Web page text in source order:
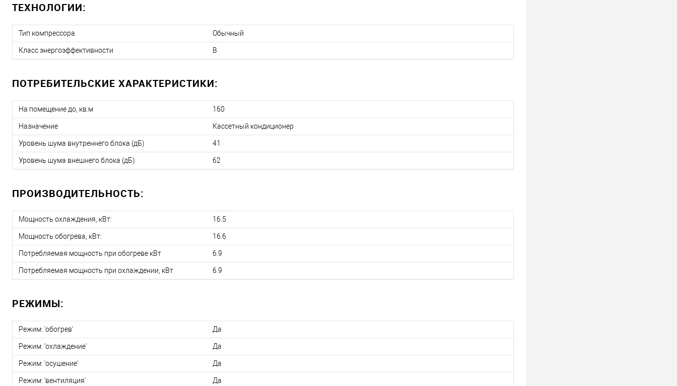
ТЕХНОЛОГИИ:
Тип компрессора Обычный
Класс энергоэффективности B
ПОТРЕБИТЕЛЬСКИЕ ХАРАКТЕРИСТИКИ:
На помещение до, кв.м 160
Назначение Кассетный кондиционер
Уровень шума внутреннего блока (дБ) 41
Уровень шума внешнего блока (дБ) 62
ПРОИЗВОДИТЕЛЬНОСТЬ:
Мощность охлаждения, кВт: 16.5
Мощность обогрева, кВт: 16.6
Потребляемая мощность при обогреве кВт 6.9
Потребляемая мощность при охлаждении, кВт 6.9
РЕЖИМЫ:
Режим: 'обогрев' Да
Режим: 'охлаждение' Да
Режим: 'осушение' Да
Режим: 'вентиляция' Да